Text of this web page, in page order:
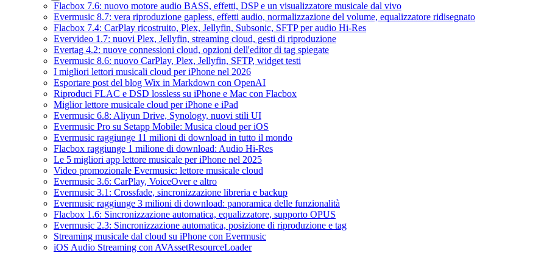
Flacbox 7.6: nuovo motore audio BASS, effetti, DSP e un visualizzatore musicale dal vivo
Evermusic 8.7: vera riproduzione gapless, effetti audio, normalizzazione del volume, equalizzatore ridisegnato
Flacbox 7.4: CarPlay ricostruito, Plex, Jellyfin, Subsonic, SFTP per audio Hi-Res
Evervideo 1.7: nuovi Plex, Jellyfin, streaming cloud, gesti di riproduzione
Evertag 4.2: nuove connessioni cloud, opzioni dell'editor di tag spiegate
Evermusic 8.6: nuovo CarPlay, Plex, Jellyfin, SFTP, widget testi
I migliori lettori musicali cloud per iPhone nel 2026
Esportare post del blog Wix in Markdown con OpenAI
Riproduci FLAC e DSD lossless su iPhone e Mac con Flacbox
Miglior lettore musicale cloud per iPhone e iPad
Evermusic 6.8: Aliyun Drive, Synology, nuovi stili UI
Evermusic Pro su Setapp Mobile: Musica cloud per iOS
Evermusic raggiunge 11 milioni di download in tutto il mondo
Flacbox raggiunge 1 milione di download: Audio Hi-Res
Le 5 migliori app lettore musicale per iPhone nel 2025
Video promozionale Evermusic: lettore musicale cloud
Evermusic 3.6: CarPlay, VoiceOver e altro
Evermusic 3.1: Crossfade, sincronizzazione libreria e backup
Evermusic raggiunge 3 milioni di download: panoramica delle funzionalità
Flacbox 1.6: Sincronizzazione automatica, equalizzatore, supporto OPUS
Evermusic 2.3: Sincronizzazione automatica, posizione di riproduzione e tag
Streaming musicale dal cloud su iPhone con Evermusic
iOS Audio Streaming con AVAssetResourceLoader